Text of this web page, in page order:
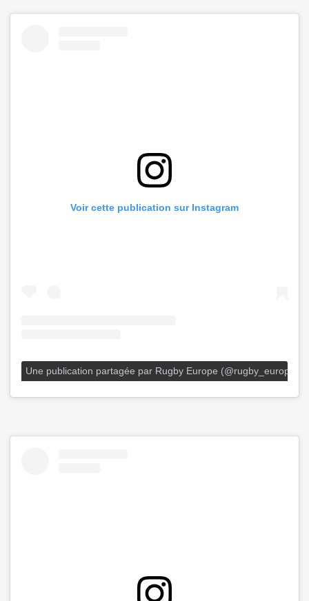
Voir cette publication sur Instagram
Une publication partagée par Rugby Europe (@rugby_europe)